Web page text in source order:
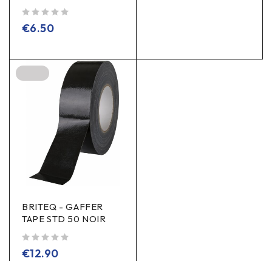
€6.50
BRITEQ - GAFFER
TAPE STD 50 NOIR
€12.90